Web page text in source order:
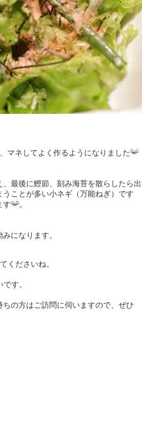
マネしてよく作るようになりました
最後に鰹節、刻み海苔を散らしたら出
ことが多い小ネギ（万能ねぎ）です
す
。
になります。
くださいね。
す。
の方はご訪問に伺いますので、ぜひ